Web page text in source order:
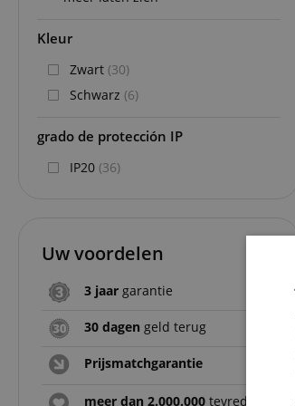
Kleur
Zwart (30)
Schwarz (6)
grado de protección IP
IP20 (36)
Uw voordelen
3 jaar garantie
30 dagen geld terug
Prijsmatchgarantie
meer dan 2.000.000 tevreden